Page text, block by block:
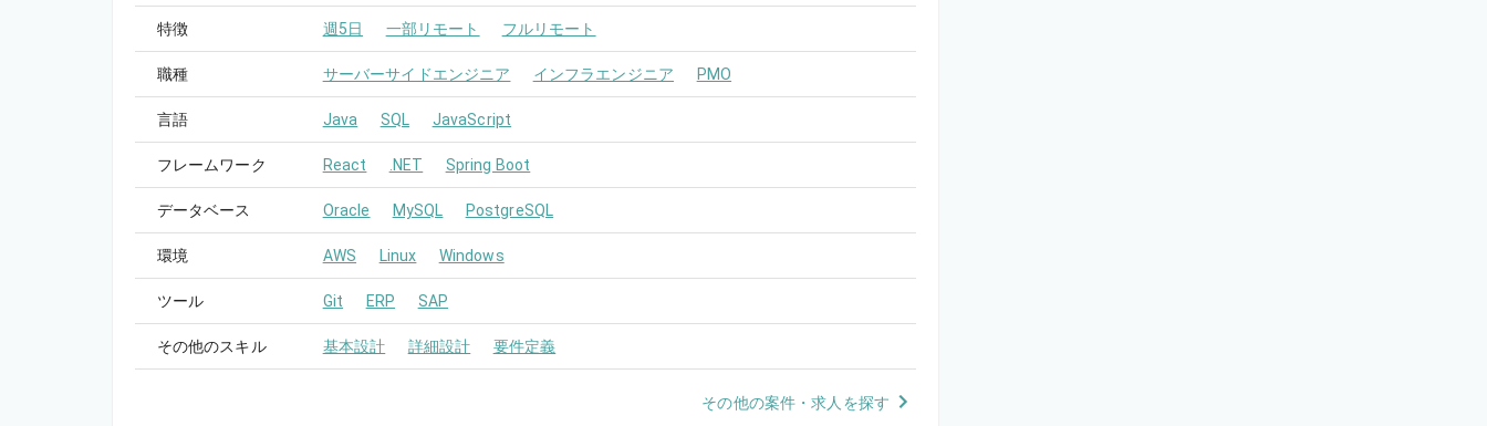
特徴 週5日 一部リモート フルリモート
職種 サーバーサイドエンジニア インフラエンジニア PMO
言語 Java SQL JavaScript
フレームワーク React .NET Spring Boot
データベース Oracle MySQL PostgreSQL
環境 AWS Linux Windows
ツール Git ERP SAP
その他のスキル 基本設計 詳細設計 要件定義
その他の案件・求人を探す